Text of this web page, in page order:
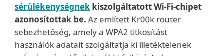
sérülékenységnek kiszolgáltatott Wi-Fi-chipet
azonosítottak be. Az említett Kr00k router
sebezhetőség, amely a WPA2 titkosítást
használók adatait szolgáltatja ki illetéktelenek